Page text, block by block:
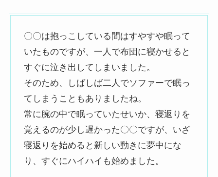
〇〇は抱っこしている間はすやすや眠って
いたものですが、一人で布団に寝かせると
すぐに泣き出してしまいました。
そのため、しばしば二人でソファーで眠っ
てしまうこともありましたね。
常に腕の中で眠っていたせいか、寝返りを
覚えるのが少し遅かった〇〇ですが、いざ
寝返りを始めると新しい動きに夢中にな
り、すぐにハイハイも始めました。